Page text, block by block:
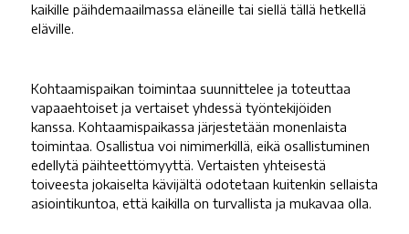
kaikille päihdemaailmassa eläneille tai siellä tällä hetkellä
eläville.
Kohtaamispaikan toimintaa suunnittelee ja toteuttaa
vapaaehtoiset ja vertaiset yhdessä työntekijöiden
kanssa. Kohtaamispaikassa järjestetään monenlaista
toimintaa. Osallistua voi nimimerkillä, eikä osallistuminen
edellytä päihteettömyyttä. Vertaisten yhteisestä
toiveesta jokaiselta kävijältä odotetaan kuitenkin sellaista
asiointikuntoa, että kaikilla on turvallista ja mukavaa olla.